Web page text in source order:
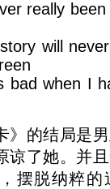
really
will
bad when I
》的结局是
谅了她。并
摆脱纳粹的